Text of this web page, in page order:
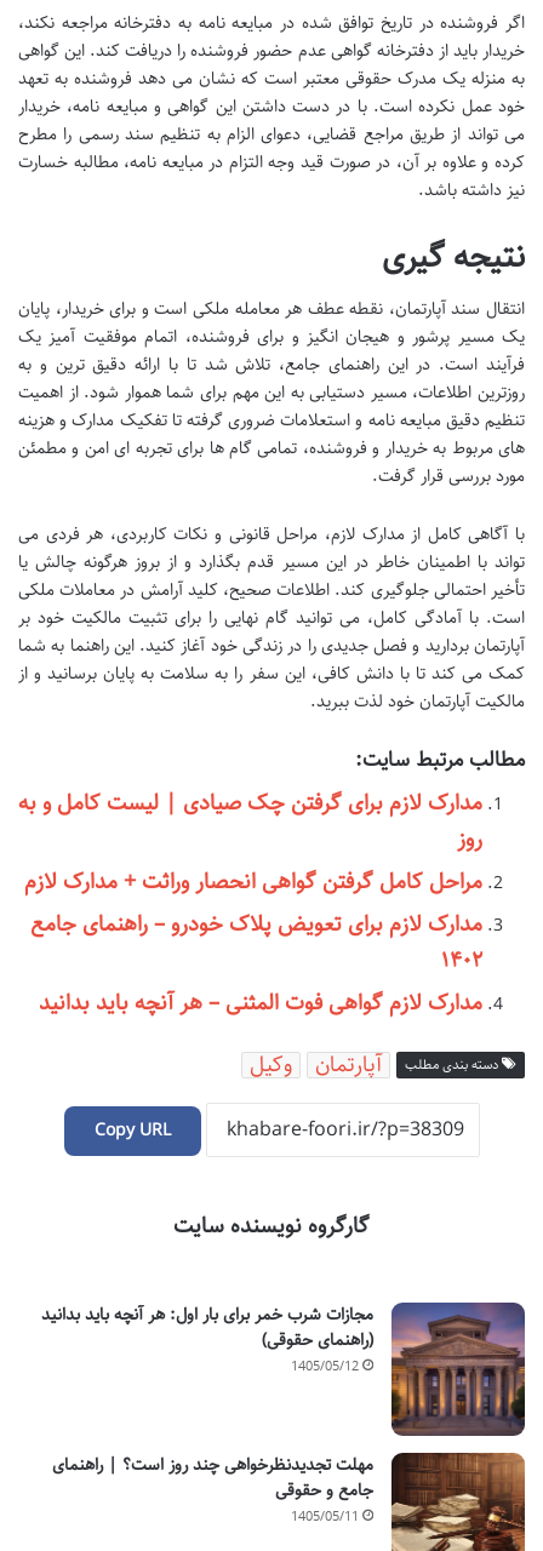
اگر فروشنده در تاریخ توافق شده در مبایعه نامه به دفترخانه مراجعه نکند،
خریدار باید از دفترخانه گواهی عدم حضور فروشنده را دریافت کند. این گواهی
به منزله یک مدرک حقوقی معتبر است که نشان می دهد فروشنده به تعهد
خود عمل نکرده است. با در دست داشتن این گواهی و مبایعه نامه، خریدار
می تواند از طریق مراجع قضایی، دعوای الزام به تنظیم سند رسمی را مطرح
کرده و علاوه بر آن، در صورت قید وجه التزام در مبایعه نامه، مطالبه خسارت
نیز داشته باشد.
نتیجه گیری
انتقال سند آپارتمان، نقطه عطف هر معامله ملکی است و برای خریدار، پایان
یک مسیر پرشور و هیجان انگیز و برای فروشنده، اتمام موفقیت آمیز یک
فرآیند است. در این راهنمای جامع، تلاش شد تا با ارائه دقیق ترین و به
روزترین اطلاعات، مسیر دستیابی به این مهم برای شما هموار شود. از اهمیت
تنظیم دقیق مبایعه نامه و استعلامات ضروری گرفته تا تفکیک مدارک و هزینه
های مربوط به خریدار و فروشنده، تمامی گام ها برای تجربه ای امن و مطمئن
مورد بررسی قرار گرفت.
با آگاهی کامل از مدارک لازم، مراحل قانونی و نکات کاربردی، هر فردی می
تواند با اطمینان خاطر در این مسیر قدم بگذارد و از بروز هرگونه چالش یا
تأخیر احتمالی جلوگیری کند. اطلاعات صحیح، کلید آرامش در معاملات ملکی
است. با آمادگی کامل، می توانید گام نهایی را برای تثبیت مالکیت خود بر
آپارتمان بردارید و فصل جدیدی را در زندگی خود آغاز کنید. این راهنما به شما
کمک می کند تا با دانش کافی، این سفر را به سلامت به پایان برسانید و از
مالکیت آپارتمان خود لذت ببرید.
مطالب مرتبط سایت:
مدارک لازم برای گرفتن چک صیادی | لیست کامل و به
روز
مراحل کامل گرفتن گواهی انحصار وراثت + مدارک لازم
مدارک لازم برای تعویض پلاک خودرو – راهنمای جامع
۱۴۰۲
مدارک لازم گواهی فوت المثنی – هر آنچه باید بدانید
دسته بندی مطلب آپارتمان وکیل
Copy URL
گارگروه نویسنده سایت
مجازات شرب خمر برای بار اول: هر آنچه باید بدانید
(راهنمای حقوقی)
1405/05/12
مهلت تجدیدنظرخواهی چند روز است؟ | راهنمای
جامع و حقوقی
1405/05/11